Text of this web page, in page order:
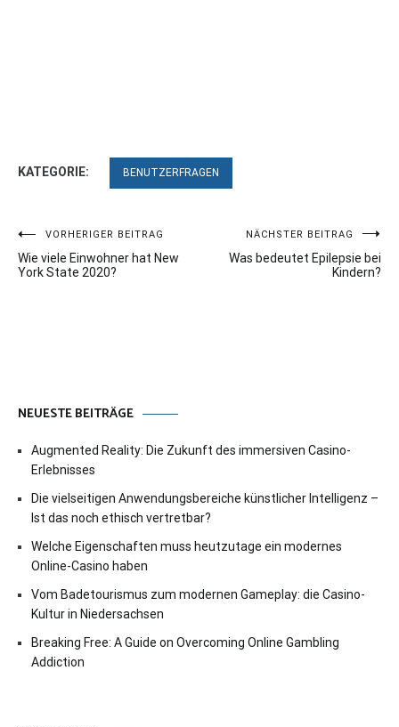
KATEGORIE: BENUTZERFRAGEN
Beitragsnavigation
VORHERIGER BEITRAG
Wie viele Einwohner hat New
York State 2020?
NÄCHSTER BEITRAG
Was bedeutet Epilepsie bei
Kindern?
NEUESTE BEITRÄGE
Augmented Reality: Die Zukunft des immersiven Casino-
Erlebnisses
Die vielseitigen Anwendungsbereiche künstlicher Intelligenz –
Ist das noch ethisch vertretbar?
Welche Eigenschaften muss heutzutage ein modernes
Online-Casino haben
Vom Badetourismus zum modernen Gameplay: die Casino-
Kultur in Niedersachsen
Breaking Free: A Guide on Overcoming Online Gambling
Addiction